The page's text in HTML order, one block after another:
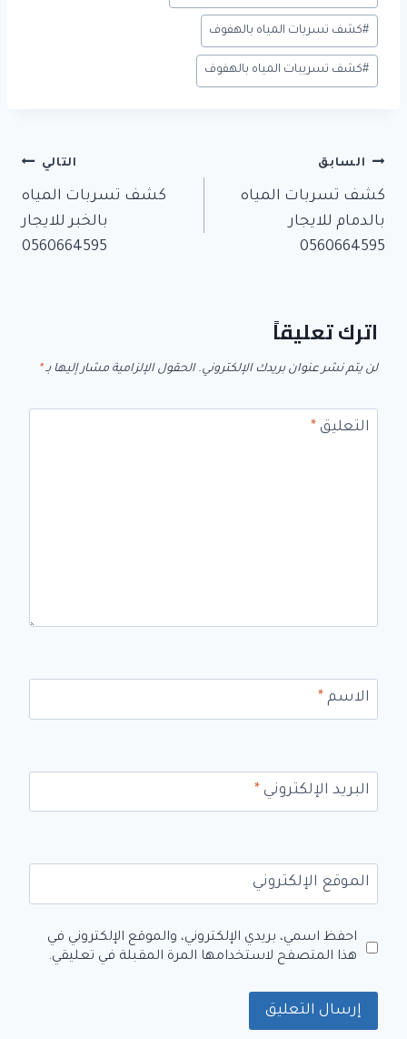
#كشف تسربات المياه بالهفوف
#كشف تسريبات المياه بالهفوف
تصفّح
المقالات
السابق
كشف تسربات المياه
بالدمام للايجار
0560664595
التالي
كشف تسربات المياه
بالخبر للايجار
0560664595
اترك تعليقاً
لن يتم نشر عنوان بريدك الإلكتروني. الحقول الإلزامية مشار إليها بـ *
التعليق *
الاسم *
البريد الإلكتروني *
الموقع الإلكتروني
احفظ اسمي، بريدي الإلكتروني، والموقع الإلكتروني في
هذا المتصفح لاستخدامها المرة المقبلة في تعليقي.